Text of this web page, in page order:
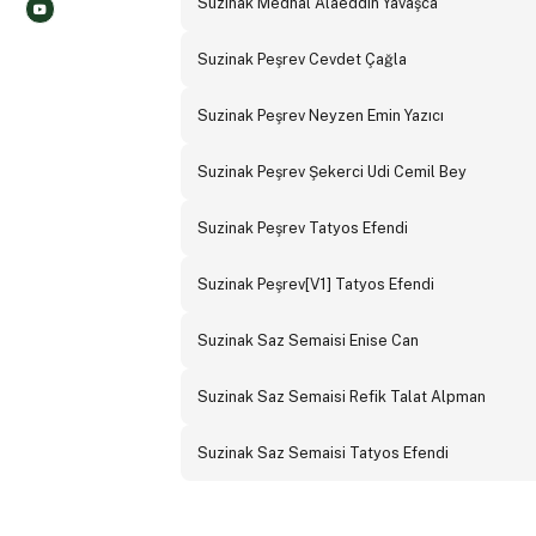
Suzinak Peşrev Cevdet Çağla
Suzinak Peşrev Neyzen Emin Yazıcı
Suzinak Peşrev Şekerci Udi Cemil Bey
Suzinak Peşrev Tatyos Efendi
Suzinak Peşrev[V1] Tatyos Efendi
Suzinak Saz Semaisi Enise Can
Suzinak Saz Semaisi Refik Talat Alpman
Suzinak Saz Semaisi Tatyos Efendi